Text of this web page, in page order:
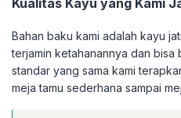
Kualitas Kayu yang Kami
Bahan baku kami adalah kayu
terjamin ketahanannya dan bisa
standar yang sama kami
meja tamu sederhana sampai